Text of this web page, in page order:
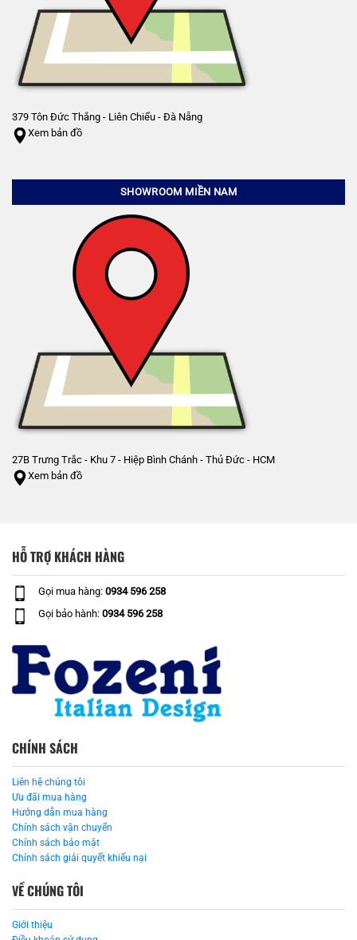
379 Tôn Đức Thắng - Liên Chiểu - Đà Nẵng
Xem bản đồ
SHOWROOM MIỀN NAM
27B Trưng Trắc - Khu 7 - Hiệp Bình Chánh - Thủ Đức - HCM
Xem bản đồ
HỖ TRỢ KHÁCH HÀNG
Gọi mua hàng: 0934 596 258
Gọi bảo hành: 0934 596 258
CHÍNH SÁCH
Liên hệ chúng tôi
Ưu đãi mua hàng
Hướng dẫn mua hàng
Chính sách vận chuyển
Chính sách bảo mật
Chính sách giải quyết khiếu nại
VỀ CHÚNG TÔI
Giới thiệu